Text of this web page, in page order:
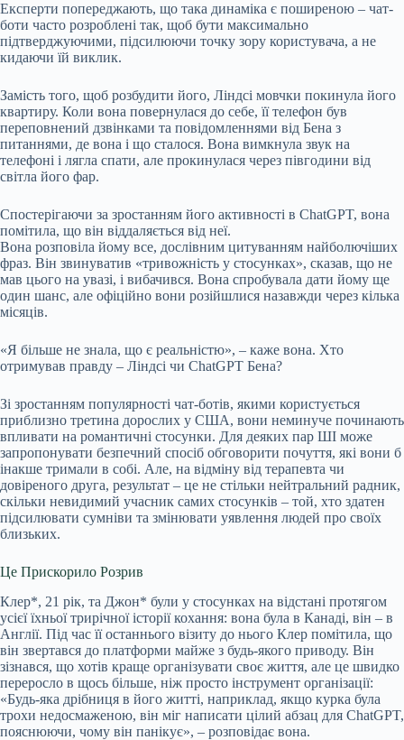
Експерти попереджають, що така динаміка є поширеною – чат-
боти часто розроблені так, щоб бути максимально
підтверджуючими, підсилюючи точку зору користувача, а не
кидаючи їй виклик.
Замість того, щоб розбудити його, Ліндсі мовчки покинула його
квартиру. Коли вона повернулася до себе, її телефон був
переповнений дзвінками та повідомленнями від Бена з
питаннями, де вона і що сталося. Вона вимкнула звук на
телефоні і лягла спати, але прокинулася через півгодини від
світла його фар.
Спостерігаючи за зростанням його активності в ChatGPT, вона
помітила, що він віддаляється від неї.
Вона розповіла йому все, дослівним цитуванням найболючіших
фраз. Він звинуватив «тривожність у стосунках», сказав, що не
мав цього на увазі, і вибачився. Вона спробувала дати йому ще
один шанс, але офіційно вони розійшлися назавжди через кілька
місяців.
«Я більше не знала, що є реальністю», – каже вона. Хто
отримував правду – Ліндсі чи ChatGPT Бена?
Зі зростанням популярності чат-ботів, якими користується
приблизно третина дорослих у США, вони неминуче починають
впливати на романтичні стосунки. Для деяких пар ШІ може
запропонувати безпечний спосіб обговорити почуття, які вони б
інакше тримали в собі. Але, на відміну від терапевта чи
довіреного друга, результат – це не стільки нейтральний радник,
скільки невидимий учасник самих стосунків – той, хто здатен
підсилювати сумніви та змінювати уявлення людей про своїх
близьких.
Це Прискорило Розрив
Клер*, 21 рік, та Джон* були у стосунках на відстані протягом
усієї їхньої трирічної історії кохання: вона була в Канаді, він – в
Англії. Під час її останнього візиту до нього Клер помітила, що
він звертався до платформи майже з будь-якого приводу. Він
зізнався, що хотів краще організувати своє життя, але це швидко
переросло в щось більше, ніж просто інструмент організації:
«Будь-яка дрібниця в його житті, наприклад, якщо курка була
трохи недосмаженою, він міг написати цілий абзац для ChatGPT,
пояснюючи, чому він панікує», – розповідає вона.